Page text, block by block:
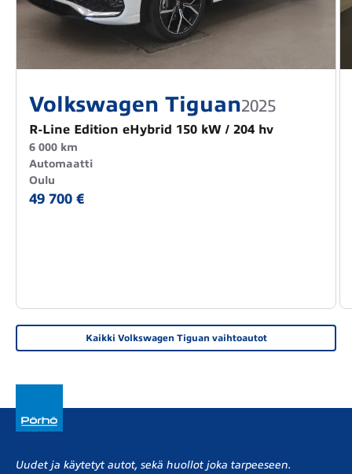
Volkswagen Tiguan2025
R-Line Edition eHybrid 150 kW / 204 hv
6 000 km
Automaatti
Oulu
49 700 €
Kaikki Volkswagen Tiguan vaihtoautot
Uudet ja käytetyt autot, sekä huollot joka tarpeeseen.